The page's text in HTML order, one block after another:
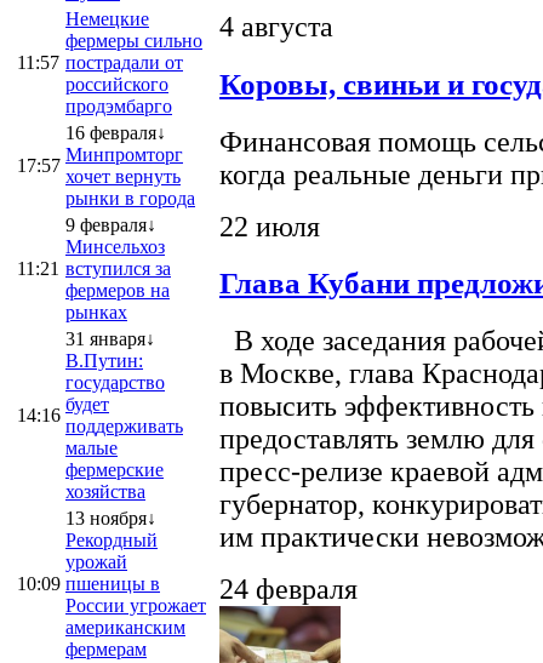
11:57
Немецкие
фермеры сильно
пострадали от
российского
продэмбарго
17:57
16 февраля↓
Минпромторг
хочет вернуть
рынки в города
11:21
9 февраля↓
Минсельхоз
вступился за
фермеров на
рынках
14:16
31 января↓
В.Путин:
государство
будет
поддерживать
малые
фермерские
хозяйства
10:09
13 ноября↓
Рекордный
урожай
пшеницы в
России угрожает
американским
фермерам
4 августа
Коровы, свиньи и
Финансовая помощь
когда реальные деньги
22 июля
Глава Кубани
В ходе заседания
в Москве, глава
повысить эффективность
предоставлять землю
пресс-релизе краевой
губернатор,
им практически
24 февраля